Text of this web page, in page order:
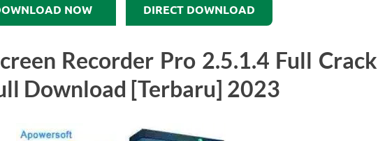
NOW DIRECT DOWNLOAD
Recorder Pro 2.5.1.4 Full Crack
Download [Terbaru] 2023